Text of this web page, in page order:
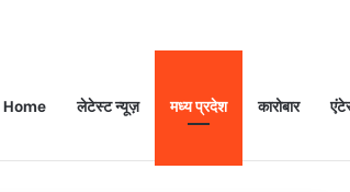
Home लेटेस्ट न्यूज़ मध्य प्रदेश कारोबार